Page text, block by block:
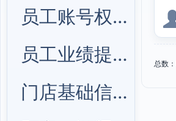
员工账号权限管理
员工业绩提成管理
门店基础信息管理
总数：